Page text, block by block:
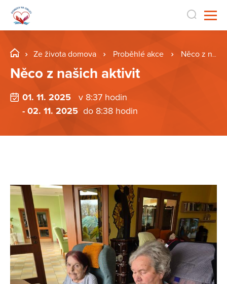
Ze života domova Proběhlé akce Něco z našich aktivit
Něco z našich aktivit
01. 11. 2025
v 8:37 hodin
- 02. 11. 2025 do 8:38 hodin